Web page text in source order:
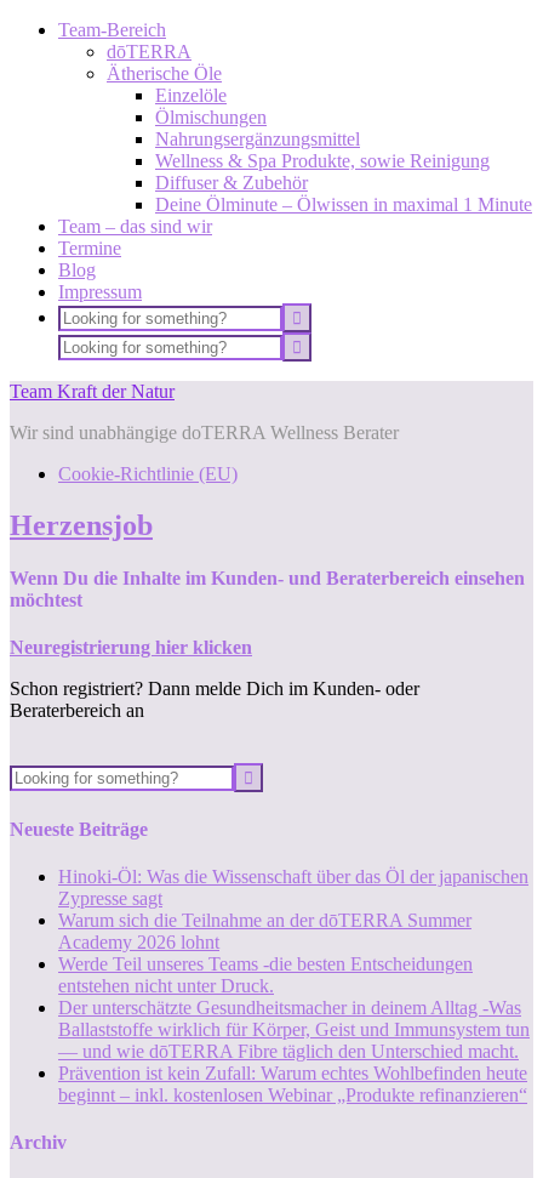
Team-Bereich
dōTERRA
Ätherische Öle
Einzelöle
Ölmischungen
Nahrungsergänzungsmittel
Wellness & Spa Produkte, sowie Reinigung
Diffuser & Zubehör
Deine Ölminute – Ölwissen in maximal 1 Minute
Team – das sind wir
Termine
Blog
Impressum
Team Kraft der Natur
Wir sind unabhängige doTERRA Wellness Berater
Cookie-Richtlinie (EU)
Herzensjob
Wenn Du die Inhalte im Kunden- und Beraterbereich einsehen
möchtest
Neuregistrierung hier klicken
Schon registriert? Dann melde Dich im Kunden- oder
Beraterbereich an
Neueste Beiträge
Hinoki-Öl: Was die Wissenschaft über das Öl der japanischen
Zypresse sagt
Warum sich die Teilnahme an der dōTERRA Summer
Academy 2026 lohnt
Werde Teil unseres Teams -die besten Entscheidungen
entstehen nicht unter Druck.
Der unterschätzte Gesundheitsmacher in deinem Alltag -Was
Ballaststoffe wirklich für Körper, Geist und Immunsystem tun
— und wie dōTERRA Fibre täglich den Unterschied macht.
Prävention ist kein Zufall: Warum echtes Wohlbefinden heute
beginnt – inkl. kostenlosen Webinar „Produkte refinanzieren“
Archiv